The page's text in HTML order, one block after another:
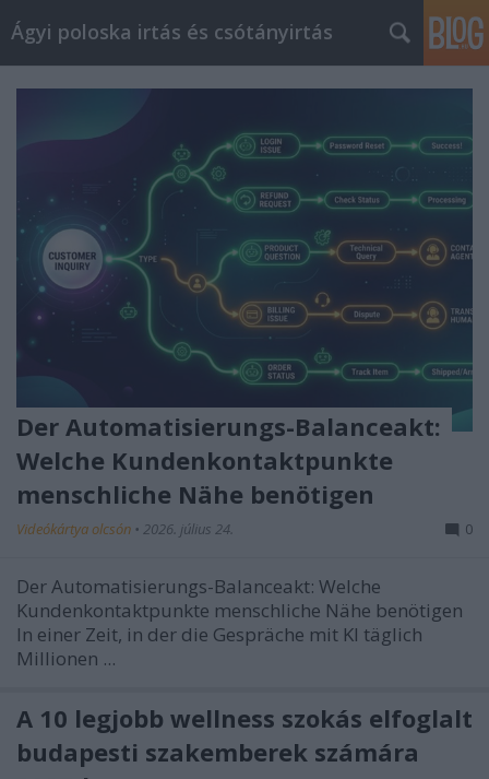
Ágyi poloska irtás és csótányirtás
Der Automatisierungs-Balanceakt:
Welche Kundenkontaktpunkte
menschliche Nähe benötigen
Videókártya olcsón • 2026. július 24. 0
Der Automatisierungs-Balanceakt: Welche
Kundenkontaktpunkte menschliche Nähe benötigen
In einer Zeit, in der die Gespräche mit KI täglich
Millionen ...
A 10 legjobb wellness szokás elfoglalt
budapesti szakemberek számára